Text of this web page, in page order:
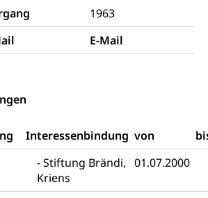
1963
E-Mail
Interessenbindung von
Stiftung Brändi,
Kriens
01.07.2000
Adoptionsvermittlung,
elterliche Gewalt, elterliche
Aufenthalt,
Amt für Migration
Visum, Geburtsurkunde
Fischereiausweis